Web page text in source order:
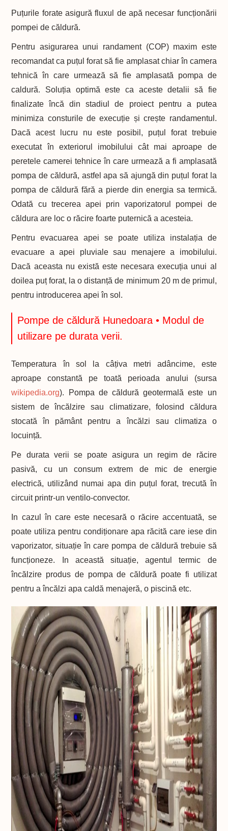
Puțurile forate asigură fluxul de apă necesar funcționării
pompei de căldură.
Pentru asigurarea unui randament (COP) maxim este
recomandat ca puțul forat să fie amplasat chiar în camera
tehnică în care urmează să fie amplasată pompa de
caldură. Soluția optimă este ca aceste detalii să fie
finalizate încă din stadiul de proiect pentru a putea
minimiza consturile de execuție și crește randamentul.
Dacă acest lucru nu este posibil, puțul forat trebuie
executat în exteriorul imobilului cât mai aproape de
peretele camerei tehnice în care urmează a fi amplasată
pompa de căldură, astfel apa să ajungă din puțul forat la
pompa de căldură fără a pierde din energia sa termică.
Odată cu trecerea apei prin vaporizatorul pompei de
căldura are loc o răcire foarte puternică a acesteia.
Pentru evacuarea apei se poate utiliza instalația de
evacuare a apei pluviale sau menajere a imobilului.
Dacă aceasta nu există este necesara execuția unui al
doilea puț forat, la o distanță de minimum 20 m de primul,
pentru introducerea apei în sol.
Pompe de căldură Hunedoara • Modul de
utilizare pe durata verii.
Temperatura în sol la câțiva metri adâncime, este
aproape constantă pe toată perioada anului (sursa
wikipedia.org). Pompa de căldură geotermală este un
sistem de încălzire sau climatizare, folosind căldura
stocată în pământ pentru a încălzi sau climatiza o
locuință.
Pe durata verii se poate asigura un regim de răcire
pasivă, cu un consum extrem de mic de energie
electrică, utilizând numai apa din puțul forat, trecută în
circuit printr-un ventilo-convector.
In cazul în care este necesară o răcire accentuată, se
poate utiliza pentru condiționare apa răcită care iese din
vaporizator, situație în care pompa de căldură trebuie să
funcționeze. In această situație, agentul termic de
încălzire produs de pompa de căldură poate fi utilizat
pentru a încălzi apa caldă menajeră, o piscină etc.